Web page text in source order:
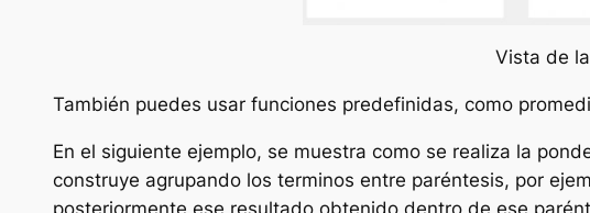
Vista de
También puedes usar funciones predefinidas, como
En el siguiente ejemplo, se muestra como se realiza la
construye agrupando los terminos entre paréntesis, por
posteriormente ese resultado obtenido dentro de ese